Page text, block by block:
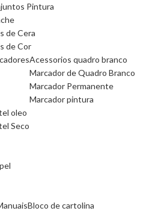
Pintura
de Cera
de Cor
Acessorios quadro branco
Marcador de Quadro Branco
Marcador Permanente
Marcador pintura
oleo
Seco
Bloco de cartolina